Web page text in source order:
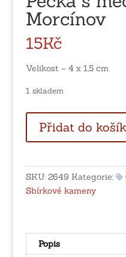
Morcínov
15Kč
Velikost – 4 x 1,5 cm
1 skladem
mechem
Morcínov
množství
Přidat do
SKU: 2649 Kategorie:
Sbírkové kameny
Popis